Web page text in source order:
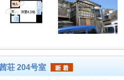
荘 204号室